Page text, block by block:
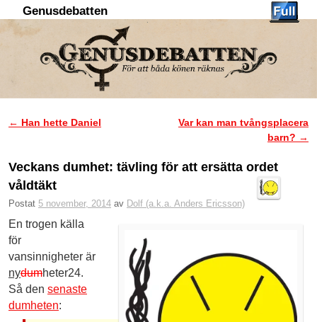
Genusdebatten
Inläggsnavigering
← Han hette Daniel
Var kan man tvångsplacera
barn? →
Veckans dumhet: tävling för att ersätta ordet
våldtäkt
Postat 5 november, 2014 av Dolf (a.k.a. Anders Ericsson)
En trogen källa
för
vansinnigheter är
nydumheter24.
Så den senaste
dumheten: